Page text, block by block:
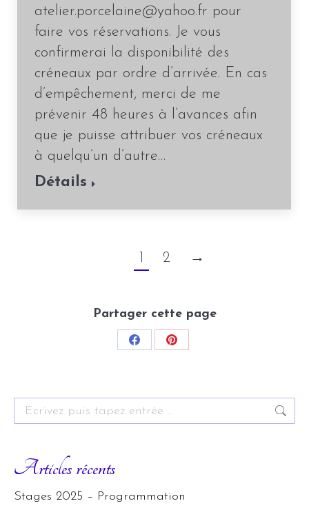
atelier.porcelaine@yahoo.fr pour
faire vos réservations. Je vous
confirmerai la disponibilité des
créneaux par ordre d’arrivée. En cas
d’empêchement, merci de me
prévenir 48 heures à l’avances afin
que je puisse attribuer vos créneaux
à quelqu’un d’autre…
Détails
1 2 →
Partager cette page
Share
Share
Search:
Articles récents
Stages 2025 – Programmation